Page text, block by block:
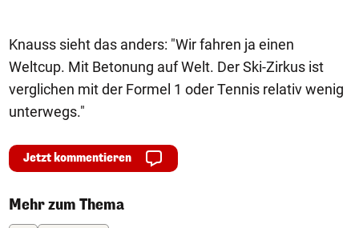
Knauss sieht das anders: "Wir fahren ja einen
Weltcup. Mit Betonung auf Welt. Der Ski-Zirkus ist
verglichen mit der Formel 1 oder Tennis relativ wenig
unterwegs."
Jetzt kommentieren
Mehr zum Thema